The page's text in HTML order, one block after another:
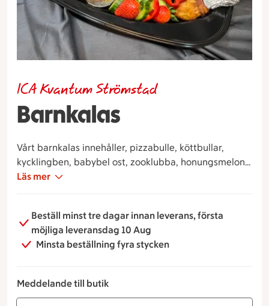
Barnkalas
ICA Kvantum Strömstad
Vårt barnkalas innehåller, pizzabulle, köttbullar,
kycklingben, babybel ost, zooklubba, honungsmelon,
jordgubbar, gurka, spetspaprika.
Läs mer
Beställ minst tre dagar innan leverans, första
möjliga leveransdag 10 Aug
Minsta beställning fyra stycken
Meddelande till butik